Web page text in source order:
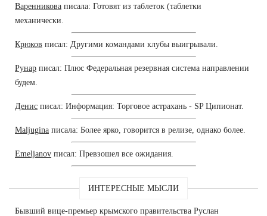
Варенникова писала: Готовят из таблеток (таблетки
механически.
Крюков писал: Другими командами клубы выигрывали.
Рунар писал: Плюс Федеральная резервная система направлении
будем.
Денис писал: Информация: Торговое астрахань - SP Ципионат.
Maljugina писала: Более ярко, говорится в релизе, однако более.
Emeljanov писал: Превзошел все ожидания.
ИНТЕРЕСНЫЕ МЫСЛИ
Бывший вице-премьер крымского правительства Руслан